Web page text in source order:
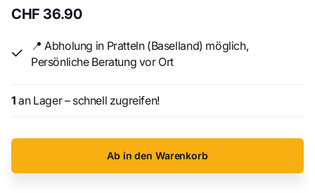
CHF 36.90
📍 Abholung in Pratteln (Baselland) möglich,
Persönliche Beratung vor Ort
1 an Lager – schnell zugreifen!
Ab in den Warenkorb